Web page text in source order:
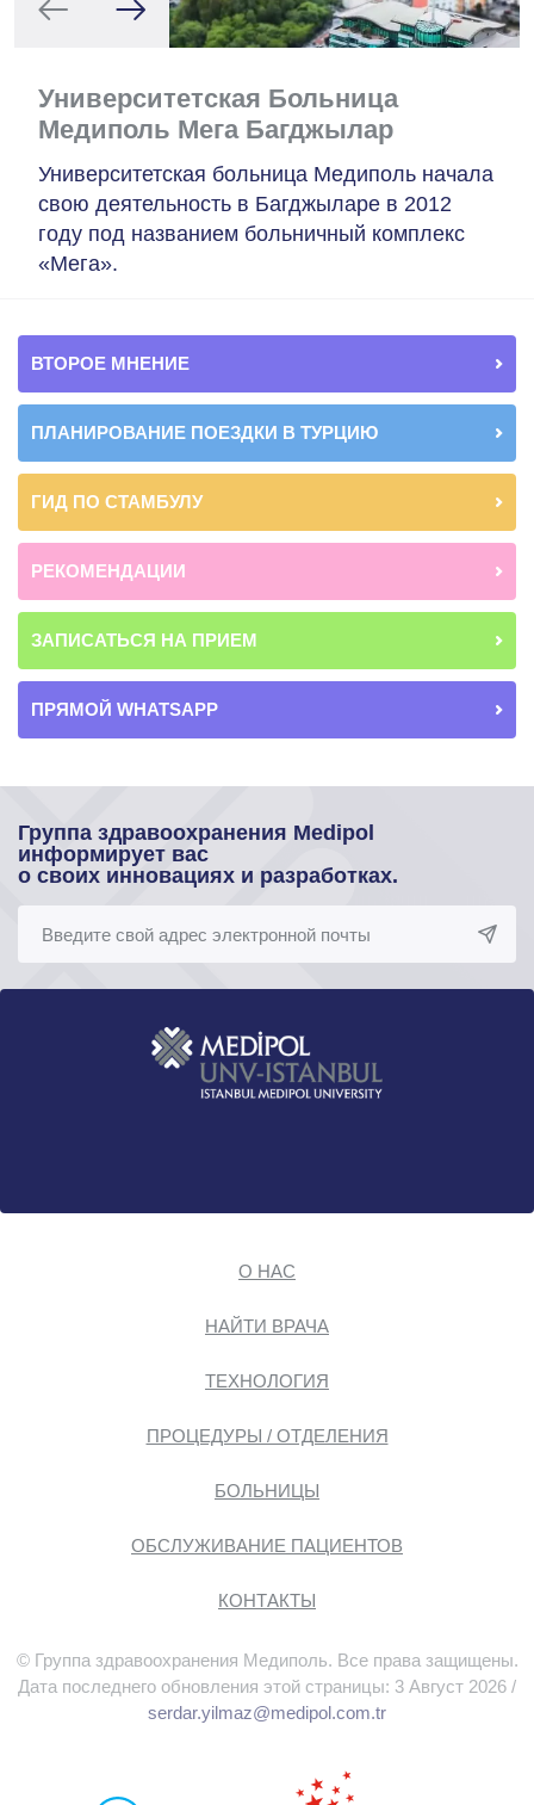
Университетская Больница
Медиполь Мега Багджылар
Университетская больница Медиполь начала
свою деятельность в Багджыларе в 2012
году под названием больничный комплекс
«Мега».
ВТОРОЕ МНЕНИЕ
ПЛАНИРОВАНИЕ ПОЕЗДКИ В ТУРЦИЮ
ГИД ПО СТАМБУЛУ
РЕКОМЕНДАЦИИ
ЗАПИСАТЬСЯ НА ПРИЕМ
ПРЯМОЙ WHATSAPP
Группа здравоохранения Medipol
информирует вас
о своих инновациях и разработках.
О НАС
НАЙТИ ВРАЧА
ТЕХНОЛОГИЯ
ПРОЦЕДУРЫ / ОТДЕЛЕНИЯ
БОЛЬНИЦЫ
ОБСЛУЖИВАНИЕ ПАЦИЕНТОВ
КОНТАКТЫ
© Группа здравоохранения Медиполь. Все права защищены.
Дата последнего обновления этой страницы: 3 Август 2026 /
serdar.yilmaz@medipol.com.tr